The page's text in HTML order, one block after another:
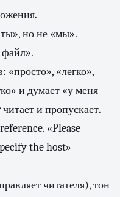
но не «мы».
файл».
«просто», «легко»,
и думает «у меня
и пропускает.
«Please
the host» —
читателя), тон